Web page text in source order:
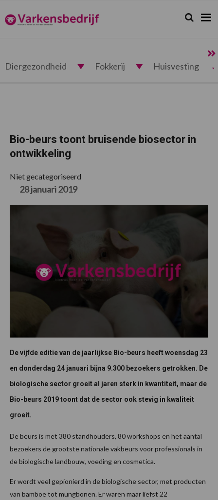
de
hoofdnavigatie
de
hoofd
de
eerste
de
voettekst
Varkensbedrijf.nl Zoeken...
Zoek
Diergezondheid Fokkerij Huisvesting
Bio-beurs toont bruisende biosector in
ontwikkeling
Niet gecategoriseerd
28 januari 2019
De vijfde editie van de jaarlijkse Bio-beurs heeft woensdag 23
en donderdag 24 januari bijna 9.300 bezoekers getrokken. De
biologische sector groeit al jaren sterk in kwantiteit, maar de
Bio-beurs 2019 toont dat de sector ook stevig in kwaliteit
groeit.
De beurs is met 380 standhouders, 80 workshops en het aantal
bezoekers de grootste nationale vakbeurs voor professionals in
de biologische landbouw, voeding en cosmetica.
Er wordt veel gepionierd in de biologische sector, met producten
van bamboe tot mungbonen. Er waren maar liefst 22